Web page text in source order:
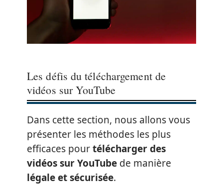
Les défis du téléchargement de
vidéos sur YouTube
Dans cette section, nous allons vous
présenter les méthodes les plus
efficaces pourtélécharger des
vidéos sur YouTube de manière
légale et sécurisée.